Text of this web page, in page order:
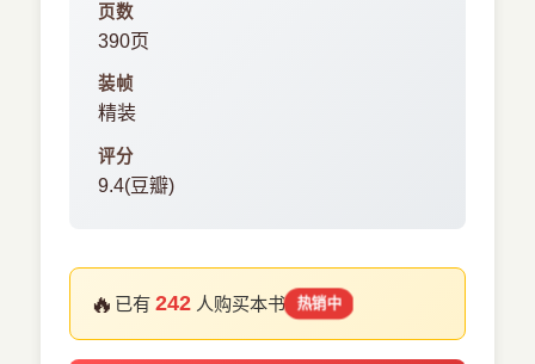
页数
390页
装帧
精装
评分
9.4(豆瓣)
🔥 已有242 人购买本书 热销中